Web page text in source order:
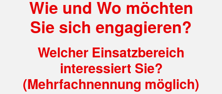
Wie und Wo möchten
Sie sich engagieren?
Welcher Einsatzbereich
interessiert Sie?
(Mehrfachnennung möglich)